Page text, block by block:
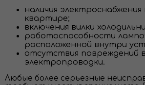
наличия электроснабжения
квартире;
включения вилки
работоспособности
расположенной внутри
отсутствия повреждений
электропроводки.
Любые более серьезные